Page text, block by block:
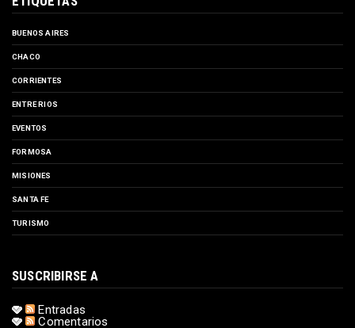
BUENOS AIRES
CHACO
CORRIENTES
ENTRE RIOS
EVENTOS
FORMOSA
MISIONES
SANTA FE
TURISMO
SUSCRIBIRSE A
Entradas
Comentarios